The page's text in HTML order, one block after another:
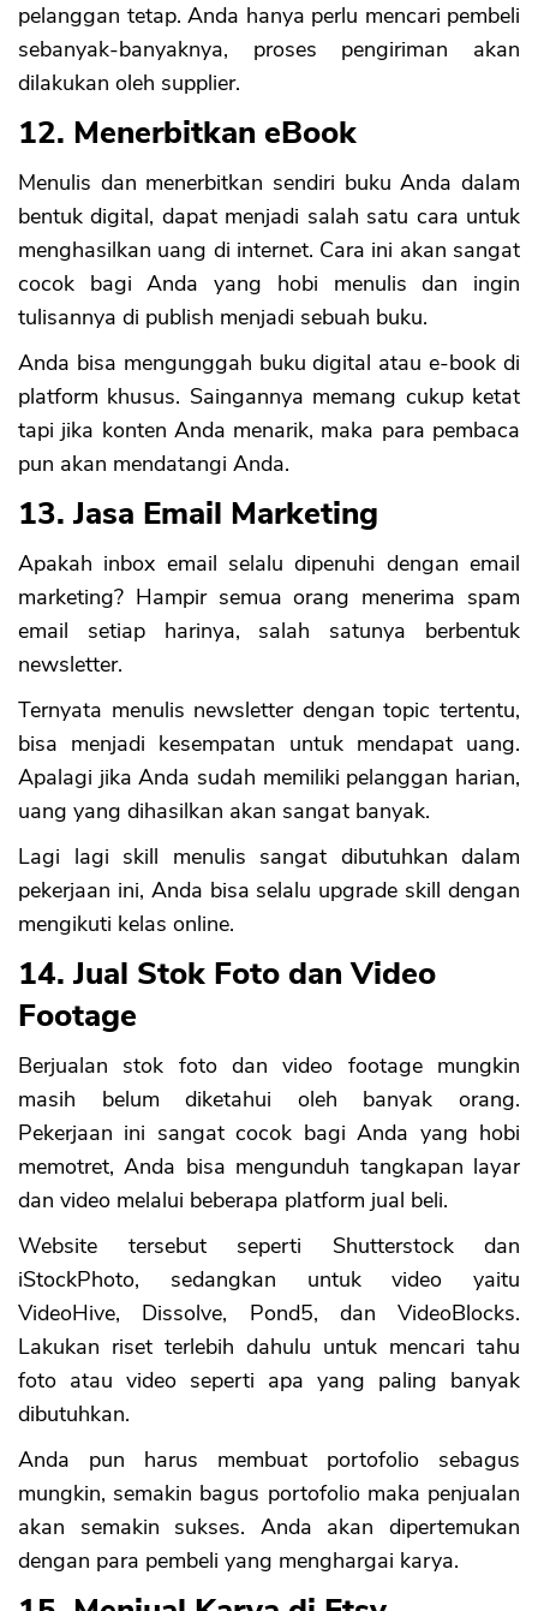
pelanggan tetap. Anda hanya perlu mencari pembeli
sebanyak-banyaknya, proses pengiriman akan
dilakukan oleh supplier.
12. Menerbitkan eBook
Menulis dan menerbitkan sendiri buku Anda dalam
bentuk digital, dapat menjadi salah satu cara untuk
menghasilkan uang di internet. Cara ini akan sangat
cocok bagi Anda yang hobi menulis dan ingin
tulisannya di publish menjadi sebuah buku.
Anda bisa mengunggah buku digital atau e-book di
platform khusus. Saingannya memang cukup ketat
tapi jika konten Anda menarik, maka para pembaca
pun akan mendatangi Anda.
13. Jasa Email Marketing
Apakah inbox email selalu dipenuhi dengan email
marketing? Hampir semua orang menerima spam
email setiap harinya, salah satunya berbentuk
newsletter.
Ternyata menulis newsletter dengan topic tertentu,
bisa menjadi kesempatan untuk mendapat uang.
Apalagi jika Anda sudah memiliki pelanggan harian,
uang yang dihasilkan akan sangat banyak.
Lagi lagi skill menulis sangat dibutuhkan dalam
pekerjaan ini, Anda bisa selalu upgrade skill dengan
mengikuti kelas online.
14. Jual Stok Foto dan Video
Footage
Berjualan stok foto dan video footage mungkin
masih belum diketahui oleh banyak orang.
Pekerjaan ini sangat cocok bagi Anda yang hobi
memotret, Anda bisa mengunduh tangkapan layar
dan video melalui beberapa platform jual beli.
Website tersebut seperti Shutterstock dan
iStockPhoto, sedangkan untuk video yaitu
VideoHive, Dissolve, Pond5, dan VideoBlocks.
Lakukan riset terlebih dahulu untuk mencari tahu
foto atau video seperti apa yang paling banyak
dibutuhkan.
Anda pun harus membuat portofolio sebagus
mungkin, semakin bagus portofolio maka penjualan
akan semakin sukses. Anda akan dipertemukan
dengan para pembeli yang menghargai karya.